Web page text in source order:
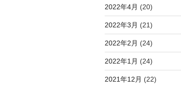
2022年4月 (20)
2022年3月 (21)
2022年2月 (24)
2022年1月 (24)
2021年12月 (22)